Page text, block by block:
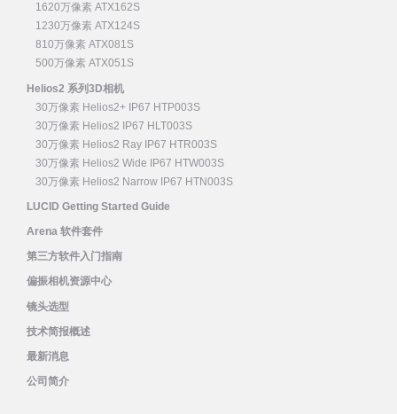
1620万像素 ATX162S
1230万像素 ATX124S
810万像素 ATX081S
500万像素 ATX051S
Helios2 系列3D相机
30万像素 Helios2+ IP67 HTP003S
30万像素 Helios2 IP67 HLT003S
30万像素 Helios2 Ray IP67 HTR003S
30万像素 Helios2 Wide IP67 HTW003S
30万像素 Helios2 Narrow IP67 HTN003S
LUCID Getting Started Guide
Arena 软件套件
第三方软件入门指南
偏振相机资源中心
镜头选型
技术简报概述
最新消息
公司简介